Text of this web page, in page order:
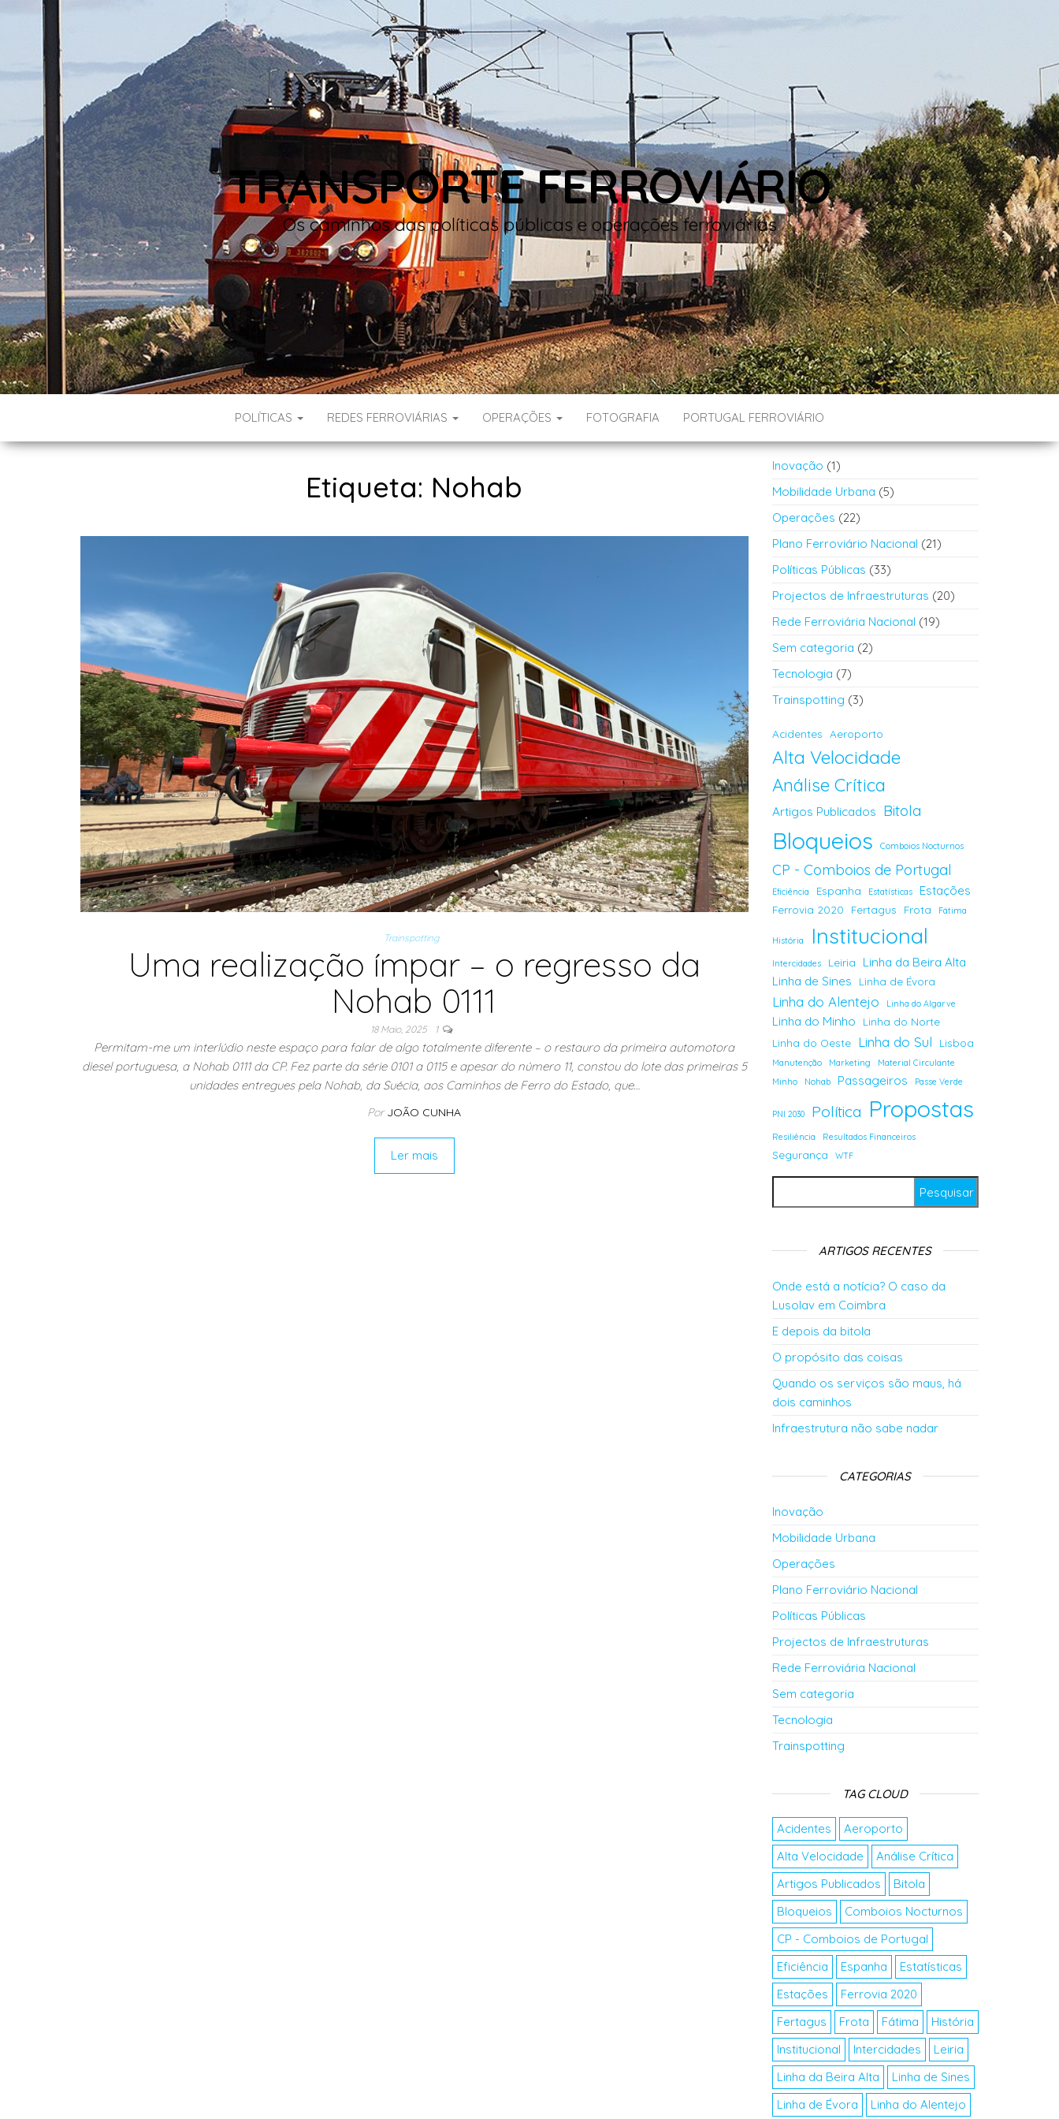
TRANSPORTE FERROVIÁRIO
Os caminhos das políticas públicas e operações ferroviárias
POLÍTICAS REDES FERROVIÁRIAS OPERAÇÕES FOTOGRAFIA PORTUGAL FERROVIÁRIO
Etiqueta: Nohab
Trainspotting
Uma realização ímpar – o regresso da
Nohab 0111
18 Maio, 2025 1
Permitam-me um interlúdio neste espaço para falar de algo totalmente diferente – o restauro da primeira automotora
diesel portuguesa, a Nohab 0111 da CP. Fez parte da série 0101 a 0115 e apesar do número 11, constou do lote das primeiras 5
unidades entregues pela Nohab, da Suécia, aos Caminhos de Ferro do Estado, que…
Por JOÃO CUNHA
Ler mais
Inovação (1)
Mobilidade Urbana (5)
Operações (22)
Plano Ferroviário Nacional (21)
Políticas Públicas (33)
Projectos de Infraestruturas (20)
Rede Ferroviária Nacional (19)
Sem categoria (2)
Tecnologia (7)
Trainspotting (3)
Acidentes Aeroporto
Alta Velocidade
Análise Crítica
Artigos Publicados Bitola
Bloqueios Comboios Nocturnos
CP - Comboios de Portugal
Eficiência Espanha Estatísticas Estações
Ferrovia 2020 Fertagus Frota Fátima
História Institucional
Intercidades Leiria
Linha da Beira Alta
Linha de Sines
Linha de Évora
Linha do Alentejo Linha do Algarve
Linha do Minho
Linha do Norte
Linha do Oeste
Linha do Sul Lisboa
Manutenção Marketing
Material Circulante
Minho
Nohab Passageiros Passe Verde
PNI 2030 Política Propostas
Resiliência Resultados Financeiros
Segurança WTF
ARTIGOS RECENTES
Onde está a notícia? O caso da
Lusolav em Coimbra
E depois da bitola
O propósito das coisas
Quando os serviços são maus, há
dois caminhos
Infraestrutura não sabe nadar
CATEGORIAS
Inovação
Mobilidade Urbana
Operações
Plano Ferroviário Nacional
Políticas Públicas
Projectos de Infraestruturas
Rede Ferroviária Nacional
Sem categoria
Tecnologia
Trainspotting
TAG CLOUD
Acidentes
Aeroporto
Alta Velocidade
Análise Crítica
Artigos Publicados
Bitola
Bloqueios
Comboios Nocturnos
CP - Comboios de Portugal
Eficiência
Espanha
Estatísticas
Estações
Ferrovia 2020
Fertagus
Frota Fátima
História
Institucional
Intercidades
Leiria
Linha da Beira Alta
Linha de Sines
Linha de Évora
Linha do Alentejo